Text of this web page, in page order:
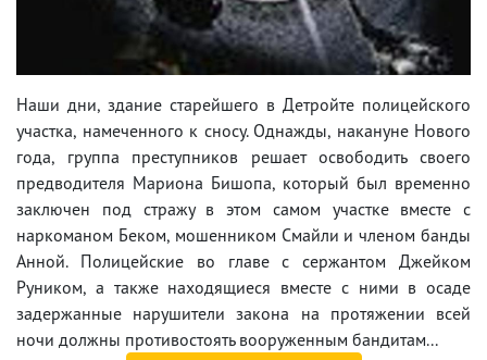
Наши дни, здание старейшего в Детройте полицейского
участка, намеченного к сносу. Однажды, накануне Нового
года, группа преступников решает освободить своего
предводителя Мариона Бишопа, который был временно
заключен под стражу в этом самом участке вместе с
наркоманом Беком, мошенником Смайли и членом банды
Анной. Полицейские во главе с сержантом Джейком
Руником, а также находящиеся вместе с ними в осаде
задержанные нарушители закона на протяжении всей
ночи должны противостоять вооруженным бандитам...